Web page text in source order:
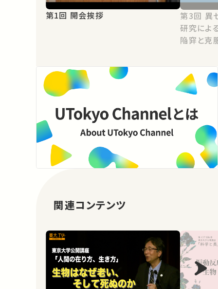
第1回 開会挨拶
第3回 異セクター・異分野間の連携
研究によ
陥穽と克
関連コンテンツ